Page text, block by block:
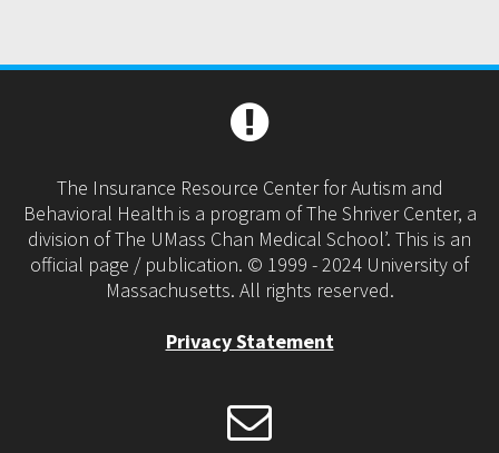
The Insurance Resource Center for Autism and
Behavioral Health is a program of The Shriver Center, a
division of The UMass Chan Medical School’. This is an
official page / publication. © 1999 - 2024 University of
Massachusetts. All rights reserved.
Privacy Statement